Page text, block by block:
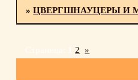
»ЦВЕРГШНАУЦЕРЫ И
Страница: 1 2 »